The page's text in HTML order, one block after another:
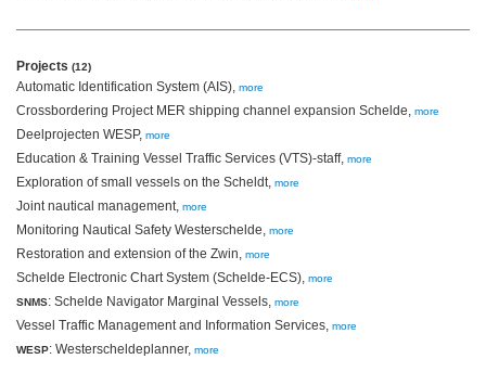
Projects (12)
Automatic Identification System (AIS), more
Crossbordering Project MER shipping channel expansion Schelde, more
Deelprojecten WESP, more
Education & Training Vessel Traffic Services (VTS)-staff, more
Exploration of small vessels on the Scheldt, more
Joint nautical management, more
Monitoring Nautical Safety Westerschelde, more
Restoration and extension of the Zwin, more
Schelde Electronic Chart System (Schelde-ECS), more
SNMS: Schelde Navigator Marginal Vessels, more
Vessel Traffic Management and Information Services, more
WESP: Westerscheldeplanner, more